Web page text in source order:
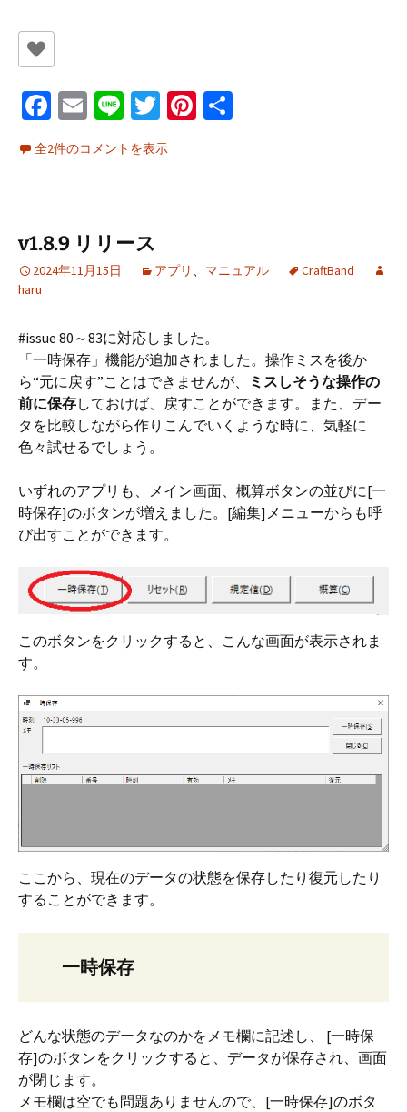
Fa
ce
b
k
E
m
ai
Li
n
e
T
wi
tt
Pi
全2件のコメントを表示
v1.8.9 リリース
2024年11月15日 アプリ 、 マニュアル
CraftBand
haru
#issue 80～83に対応しました。
「一時保存」機能が追加されました。操作ミスを後か
ら“元に戻す”ことはできませんが、
ミスしそうな操作の
前に保存しておけば、戻すことができます。また、デー
タを比較しながら作りこんでいくような時に、気軽に
色々試せるでしょう。
いずれのアプリも、メイン画面、概算ボタンの並びに[一
時保存]のボタンが増えました。[編集]メニューからも呼
び出すことができます。
このボタンをクリックすると、こんな画面が表示されま
す。
ここから、現在のデータの状態を保存したり復元したり
することができます。
一時保存
どんな状態のデータなのかをメモ欄に記述し、 [一時保
存]のボタンをクリックすると、データが保存され、画面
が閉じます。
メモ欄は空でも問題ありませんので、[一時保存]のボタ